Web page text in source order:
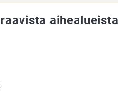
aihealueista